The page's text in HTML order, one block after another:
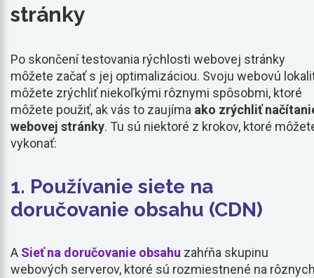
stránky
Po skončení testovania rýchlosti webovej stránky
môžete začať s jej optimalizáciou. Svoju webovú
môžete zrýchliť niekoľkými rôznymi spôsobmi, ktoré
môžete použiť, ak vás to zaujíma ako zrýchliť
webovej stránky. Tu sú niektoré z krokov, ktoré
vykonať:
1. Používanie siete na
doručovanie obsahu (CDN)
A Sieť na doručovanie obsahu zahŕňa skupinu
webových serverov, ktoré sú rozmiestnené na